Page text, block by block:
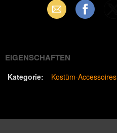
Email Facebook
EIGENSCHAFTEN
Kategorie: Kostüm-Accessoires